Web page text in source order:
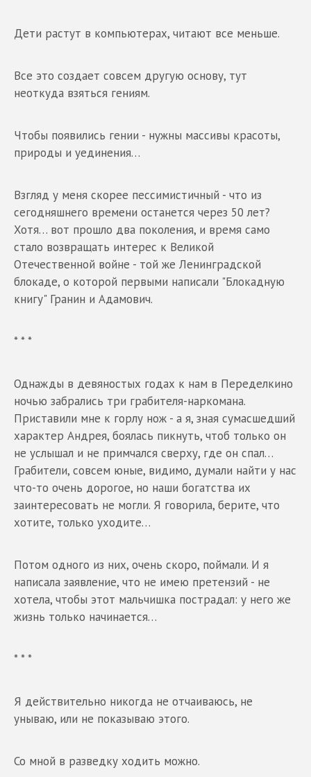
Дети растут в компьютерах, читают все меньше.
Все это создает совсем другую основу, тут
неоткуда взяться гениям.
Чтобы появились гении - нужны массивы красоты,
природы и уединения…
Взгляд у меня скорее пессимистичный - что из
сегодняшнего времени останется через 50 лет?
Хотя… вот прошло два поколения, и время само
стало возвращать интерес к Великой
Отечественной войне - той же Ленинградской
блокаде, о которой первыми написали "Блокадную
книгу" Гранин и Адамович.
* * *
Однажды в девяностых годах к нам в Переделкино
ночью забрались три грабителя-наркомана.
Приставили мне к горлу нож - а я, зная сумасшедший
характер Андрея, боялась пикнуть, чтоб только он
не услышал и не примчался сверху, где он спал…
Грабители, совсем юные, видимо, думали найти у нас
что-то очень дорогое, но наши богатства их
заинтересовать не могли. Я говорила, берите, что
хотите, только уходите…
Потом одного из них, очень скоро, поймали. И я
написала заявление, что не имею претензий - не
хотела, чтобы этот мальчишка пострадал: у него же
жизнь только начинается…
* * *
Я действительно никогда не отчаиваюсь, не
унываю, или не показываю этого.
Со мной в разведку ходить можно.